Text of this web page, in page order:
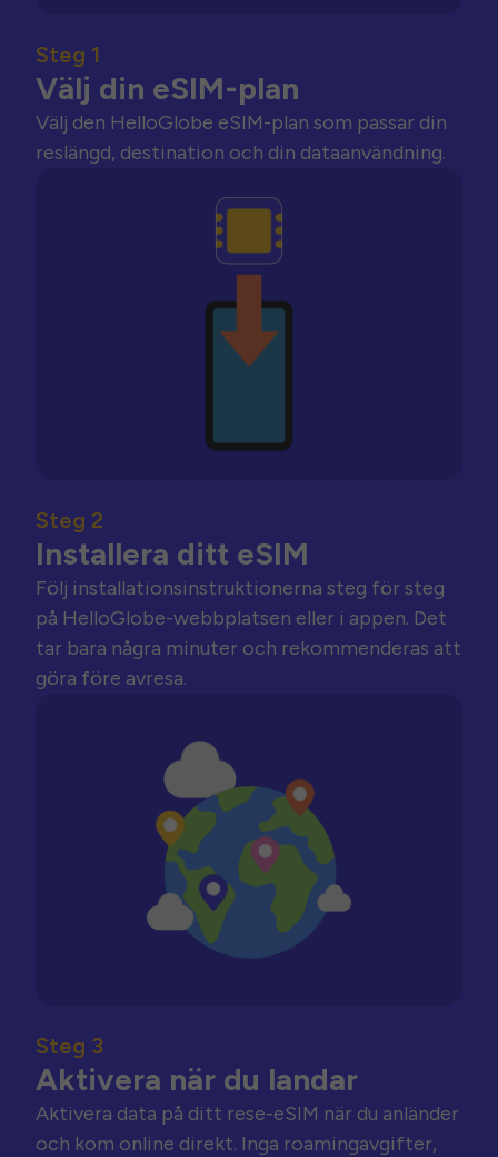
Steg 1
Välj din eSIM-plan
Välj den HelloGlobe eSIM-plan som passar din
reslängd, destination och din dataanvändning.
Steg 2
Installera ditt eSIM
Följ installationsinstruktionerna steg för steg
på HelloGlobe-webbplatsen eller i appen. Det
tar bara några minuter och rekommenderas att
göra före avresa.
Steg 3
Aktivera när du landar
Aktivera data på ditt rese-eSIM när du anländer
och kom online direkt. Inga roamingavgifter,